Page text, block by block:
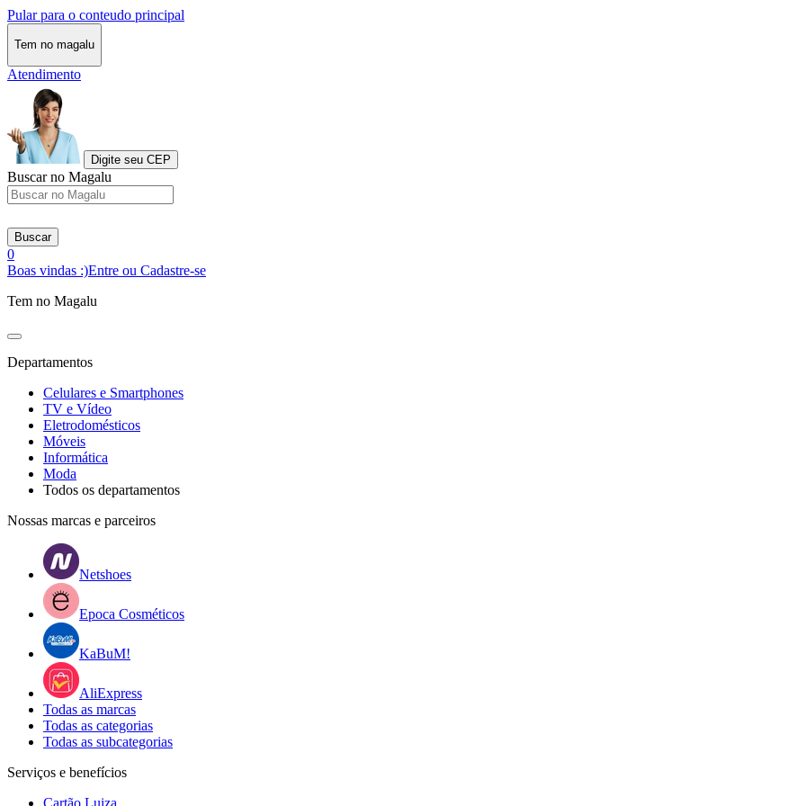
Pular para o conteudo principal
Tem no magalu
Atendimento
Digite seu CEP
Buscar no Magalu
Buscar
0
Boas vindas :)Entre ou Cadastre-se
Tem no Magalu
Departamentos
Celulares e Smartphones
TV e Vídeo
Eletrodomésticos
Móveis
Informática
Moda
Todos os departamentos
Nossas marcas e parceiros
Netshoes
Epoca Cosméticos
KaBuM!
AliExpress
Todas as marcas
Todas as categorias
Todas as subcategorias
Serviços e benefícios
Cartão Luiza